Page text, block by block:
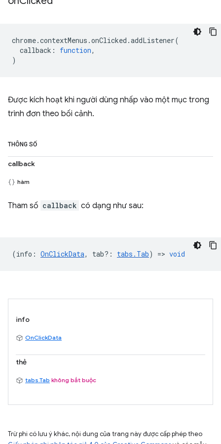
chrome.contextMenus .onClicked .addListener(
callback : function,
)
Được kích hoạt khi người dùng nhấp vào một mục trong
trình đơn theo bối cảnh.
THÔNG SỐ
callback
hàm
Tham số callback có dạng như sau:
(info : OnClickData, tab? : tabs.Tab) => void
info
OnClickData
thẻ
tabs.Tab không bắt buộc
Trừ phi có lưu ý khác, nội dung của trang này được cấp phép theo